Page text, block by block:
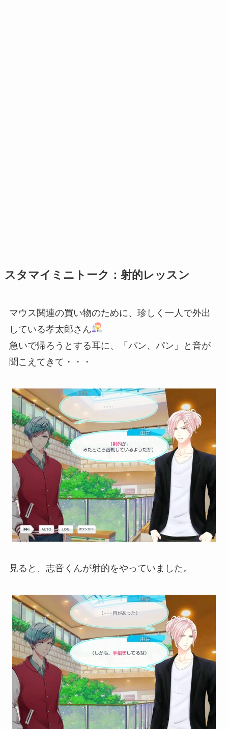
スタマイミニトーク：射的レッスン
マウス関連の買い物のために、珍しく一人で外出
している孝太郎さん
急いで帰ろうとする耳に、「パン、パン」と音が
聞こえてきて・・・
見ると、志音くんが射的をやっていました。